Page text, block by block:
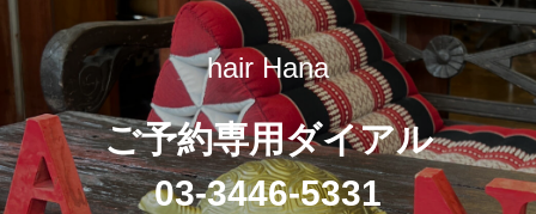
hair Hana
ご予約専用ダイアル
03-3446-5331